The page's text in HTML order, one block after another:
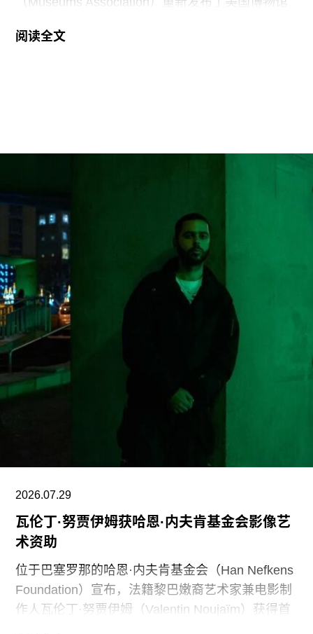
月20日发表的一份声明，强烈谴责针对美国“国家
政府还发布了一份长达162页的报告，批评史密森
基本使命”。
美国博物馆联盟在声明中表示：“我们谴责特朗普政
府持续攻击史密森尼学会，以及那些负责保存、研
究和诠释美国历史、艺术、科学与文化的博物馆专
业人士。将博物馆如何呈现历史、艺术、科学、文
化及自然世界的方式政治化，并对从事这项工作的
博物馆专业人员进行人身攻击，正在威胁全国博物
馆的完整性与独立性。”
在2025年3月签署的一项行政命令中，特朗普批评
史密森尼学会宣扬“将美国和西方价值观描绘成有害
且具有压迫性的叙事”。同年8月，白宫官网刊登的
性”。
试图介入史密森尼学会董事会新成员的任命程序，
相关任命工作被刻意放缓。
阅读全文
2026.07.29
瓦伦丁·努贾伊姆获哈恩·内夫肯基金会影像艺
术资助
位于巴塞罗那的哈恩·内夫肯基金会（Han Nefkens
Foundation）宣布，法籍黎巴嫩裔艺术家兼电影制
作人瓦伦丁·努贾伊姆（Valentin Noujaïm）获得首